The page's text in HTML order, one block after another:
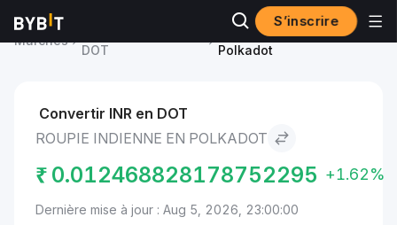
S’inscrire
Marchés
DOT
Roupie indienne to
Polkadot
Convertir INR en DOT
ROUPIE INDIENNE EN POLKADOT
₹ 0.012468828178752295 +1.62%
Dernière mise à jour : Aug 5, 2026, 23:00:00